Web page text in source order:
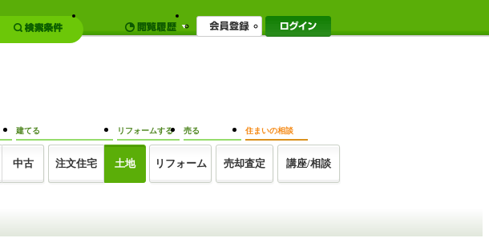
中古
建てる
注文住宅 土地
リフォームする
リフォーム
売る
売却査定
住まいの相談
講座/相談